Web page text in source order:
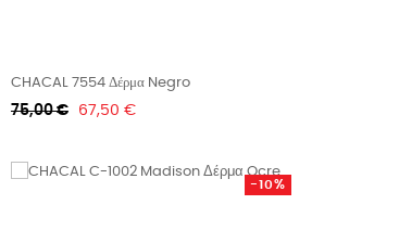
CHACAL 7554 Δέρμα Negro
Κανονική
75,00 € Τιμή
67,50 €
-10%